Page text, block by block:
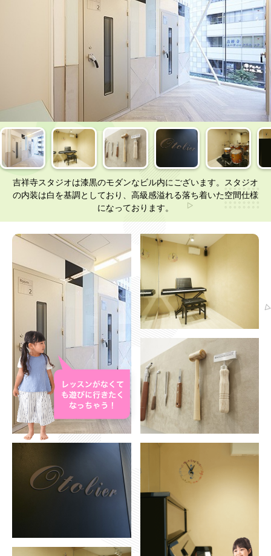
吉祥寺スタジオは漆黒のモダンなビル内にございます。スタジオ
の内装は白を基調としており、高級感溢れる落ち着いた空間仕様
になっております。